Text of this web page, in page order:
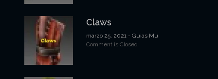
Claws
marzo 25, 2021 - Guias Mu
Comment is Closed